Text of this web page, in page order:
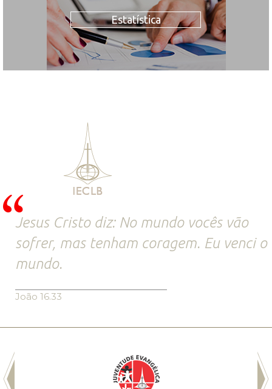
Estatística
Jesus Cristo diz: No mundo vocês vão
sofrer, mas tenham coragem. Eu venci o
mundo.
João 16.33